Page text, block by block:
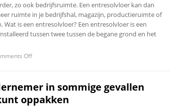
zo ook bedrijfsruimte. Een entresolvloer kan dan
ruimte in je bedrijfshal, magazijn, productieruimte of
is een entresolvloer? Een entresolvloer is een
tussen twee tussen de begane grond en het
Off
in sommige gevallen
oppakken